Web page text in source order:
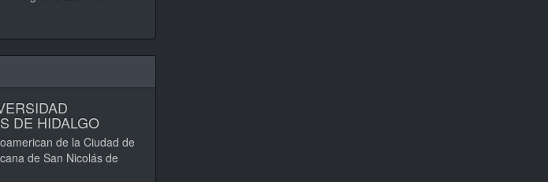
DE HIDALGO
de la Ciudad de
de San Nicolás de